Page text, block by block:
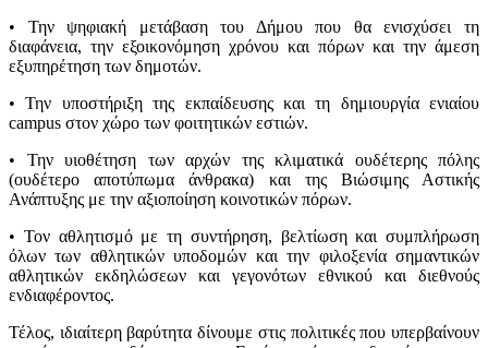
• Την ψηφιακή μετάβαση του Δήμου που θα ενισχύσει τη
διαφάνεια, την εξοικονόμηση χρόνου και πόρων και την άμεση
εξυπηρέτηση των δημοτών.
• Την υποστήριξη της εκπαίδευσης και τη δημιουργία ενιαίου
campus στον χώρο των φοιτητικών εστιών.
• Την υιοθέτηση των αρχών της κλιματικά ουδέτερης πόλης
(ουδέτερο αποτύπωμα άνθρακα) και της Βιώσιμης Αστικής
Ανάπτυξης με την αξιοποίηση κοινοτικών πόρων.
• Τον αθλητισμό με τη συντήρηση, βελτίωση και συμπλήρωση
όλων των αθλητικών υποδομών και την φιλοξενία σημαντικών
αθλητικών εκδηλώσεων και γεγονότων εθνικού και διεθνούς
ενδιαφέροντος.
Τέλος, ιδιαίτερη βαρύτητα δίνουμε στις πολιτικές που υπερβαίνουν